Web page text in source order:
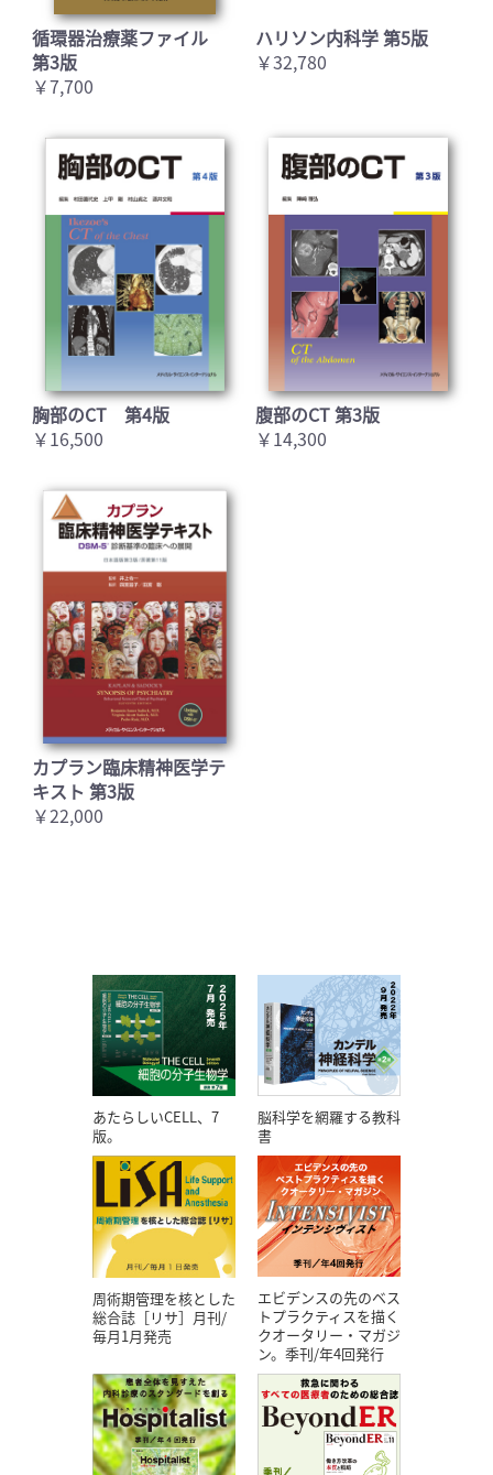
循環器治療薬ファイル
第3版
￥7,700
ハリソン内科学 第5版
￥32,780
胸部のCT 第4版
￥16,500
腹部のCT 第3版
￥14,300
カプラン臨床精神医学テ
キスト 第3版
￥22,000
あたらしいCELL、7
版。
脳科学を網羅する教科
書
周術期管理を核とした
総合誌［リサ］月刊/
毎月1月発売
エビデンスの先のベス
トプラクティスを描く
クオータリー・マガジ
ン。季刊/年4回発行